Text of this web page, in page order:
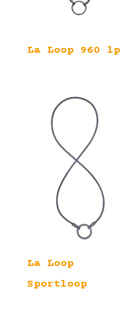
La Loop 960 lp
La Loop
Sportloop